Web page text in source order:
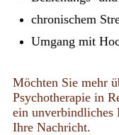
chronischem
Umgang mit
Möchten Sie mehr
Psychotherapie in
ein unverbindliches
Ihre Nachricht.